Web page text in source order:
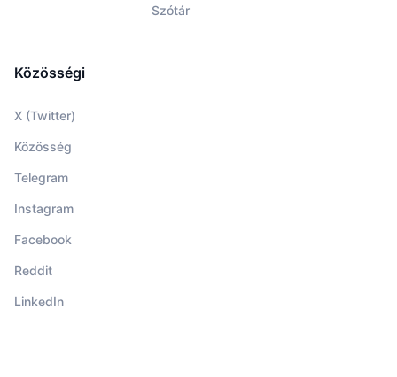
Szótár
Közösségi
X (Twitter)
Közösség
Telegram
Instagram
Facebook
Reddit
LinkedIn